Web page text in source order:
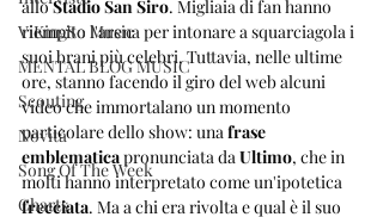
ViKingSo Music
MENTAL BLOG MUSIC
Scouting
Novità
Song Of The Week
Charts
allo Stadio San Siro. Migliaia di fan hanno
riempito l'arena per intonare a squarciagola i
suoi brani più celebri. Tuttavia, nelle ultime
ore, stanno facendo il giro del web alcuni
video che immortalano un momento
particolare dello show: una frase
emblematica pronunciata da Ultimo, che in
molti hanno interpretato come un'ipotetica
frecciata. Ma a chi era rivolta e qual è il suo